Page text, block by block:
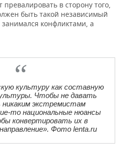
в сторону того,
быть такой независимый
конфликтами, а
культуру как составную
Чтобы не давать
экстремистам
то национальные нюансы
конвертировать их в
Фото lenta.ru